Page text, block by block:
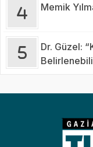
Memik
Dr. Güzel: